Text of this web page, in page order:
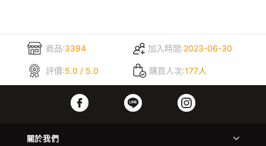
商品:3394 加入時間:2023-06-30
評價:5.0 / 5.0 購買人次:177人
關於我們